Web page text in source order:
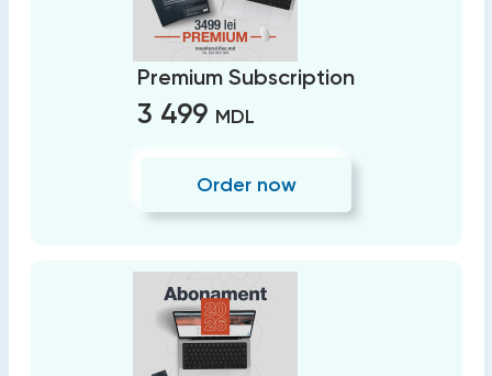
Premium Subscription
3 499 MDL
Order now